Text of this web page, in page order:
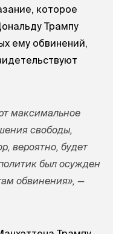
которое
Трампу
ему обвинений,
максимальное
свободы,
вероятно, будет
был осужден
обвинения», —